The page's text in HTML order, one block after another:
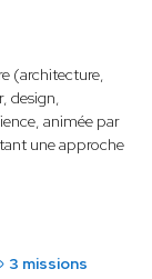
(architecture,
design,
animée par
une approche
3 missions